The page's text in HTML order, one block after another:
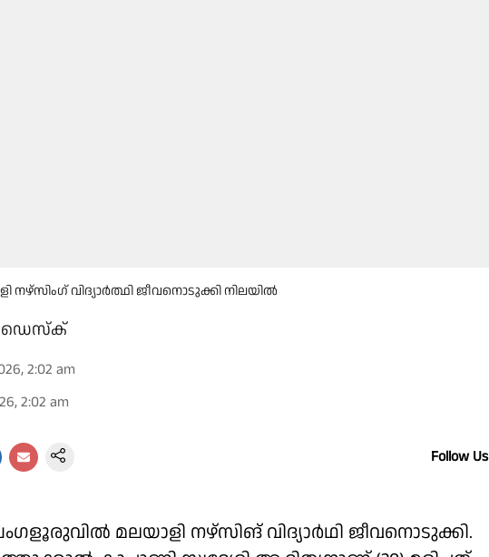
വിദ്യാർത്ഥി ജീവനൊടുക്കി നിലയിൽ
ഡെസ്ക്
2:02 am
2:02 am
Follow Us
മലയാളി നഴ്സിങ് വിദ്യാർഥി ജീവനൊടുക്കി.